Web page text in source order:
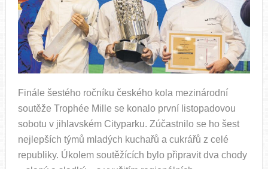
Finále šestého ročníku českého kola mezinárodní
soutěže Trophée Mille se konalo první listopadovou
sobotu v jihlavském Cityparku. Zúčastnilo se ho šest
nejlepších týmů mladých kuchařů a cukrářů z celé
republiky. Úkolem soutěžících bylo připravit dva chody